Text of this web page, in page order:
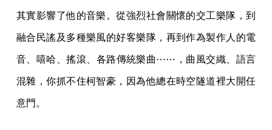
其實影響了他的音樂。從強烈社會關懷的交工樂隊，到
融合民謠及多種樂風的好客樂隊，再到作為製作人的電
音、嘻哈、搖滾、各路傳統樂曲⋯⋯，曲風交織、語言
混雜，你抓不住柯智豪，因為他總在時空隧道裡大開任
意門。